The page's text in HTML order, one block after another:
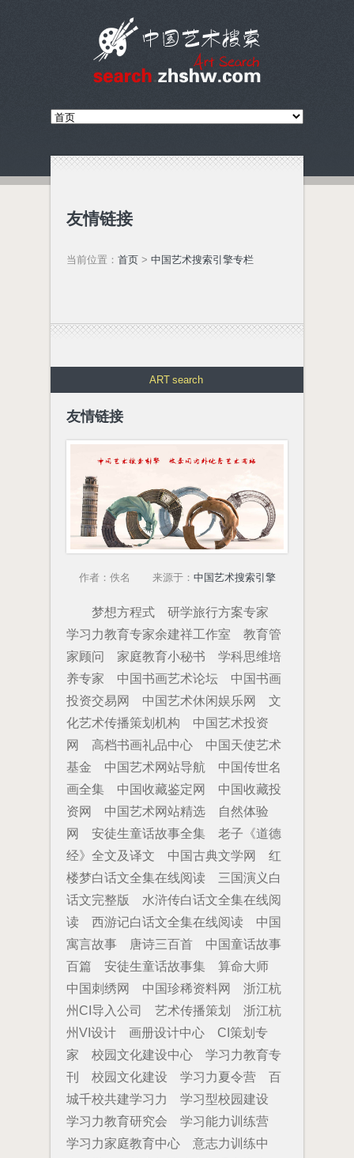
友情链接
当前位置： 首页 > 中国艺术搜索引擎专栏
ART search
友情链接
作者：佚名 来源于： 中国艺术搜索引擎
梦想方程式
研学旅行方案专家
学习力教育专家余建祥工作室
教育管
家顾问
家庭教育小秘书
学科思维培
养专家
中国书画艺术论坛
中国书画
投资交易网
中国艺术休闲娱乐网
文
化艺术传播策划机构
中国艺术投资
网
高档书画礼品中心
中国天使艺术
基金
中国艺术网站导航
中国传世名
画全集
中国收藏鉴定网
中国收藏投
资网
中国艺术网站精选
自然体验
网
安徒生童话故事全集
老子《道德
经》全文及译文
中国古典文学网
红
楼梦白话文全集在线阅读
三国演义白
话文完整版
水浒传白话文全集在线阅
读
西游记白话文全集在线阅读
中国
寓言故事
唐诗三百首
中国童话故事
百篇
安徒生童话故事集
算命大师
中国刺绣网
中国珍稀资料网
浙江杭
州CI导入公司
艺术传播策划
浙江杭
州VI设计
画册设计中心
CI策划专
家
校园文化建设中心
学习力教育专
刊
校园文化建设 学习力夏令营
百
城千校共建学习力
学习型校园建设
学习力教育研究会
学习能力训练营
学习力家庭教育中心
意志力训练中